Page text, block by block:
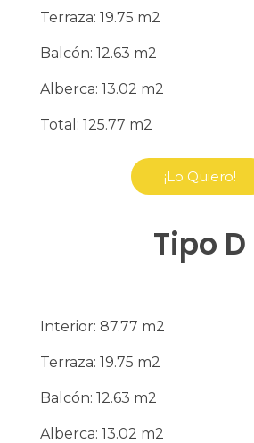
Terraza: 19.75 m2
Balcón: 12.63 m2
Alberca: 13.02 m2
Total: 125.77 m2
¡Lo Quiero!
Tipo D
Interior: 87.77 m2
Terraza: 19.75 m2
Balcón: 12.63 m2
Alberca: 13.02 m2